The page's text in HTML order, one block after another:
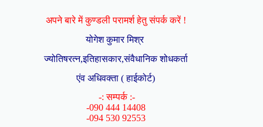
अपने बारे में कुण्डली परामर्श हेतु संपर्क करें !
योगेश कुमार मिश्र
ज्योतिषरत्न,इतिहासकार,संवैधानिक शोधकर्ता
एंव अधिवक्ता ( हाईकोर्ट)
-: सम्पर्क :-
-090 444 14408
-094 530 92553